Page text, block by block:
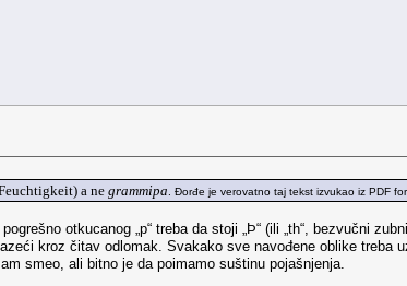
a ne grammipa . Đorđe je verovatno taj tekst izvukao iz PDF
otkucanog „p“ treba da stoji „Þ“ (ili „th“, bezvučni
kroz čitav odlomak. Svakako sve navođene oblike treba
smeo, ali bitno je da poimamo suštinu pojašnjenja.